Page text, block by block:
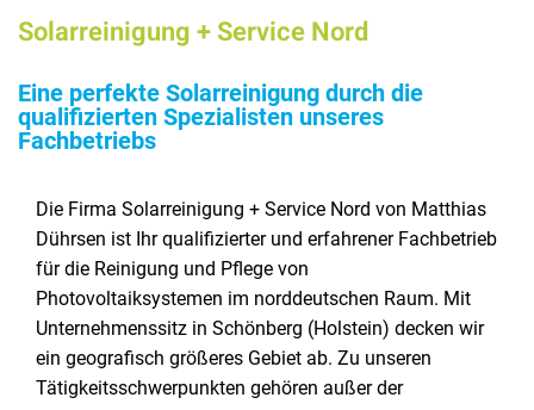
Solarreinigung + Service Nord
Eine perfekte Solarreinigung durch die
qualifizierten Spezialisten unseres
Fachbetriebs
Die Firma Solarreinigung + Service Nord von Matthias
Dührsen ist Ihr qualifizierter und erfahrener Fachbetrieb
für die Reinigung und Pflege von
Photovoltaiksystemen im norddeutschen Raum. Mit
Unternehmenssitz in Schönberg (Holstein) decken wir
ein geografisch größeres Gebiet ab. Zu unseren
Tätigkeitsschwerpunkten gehören außer der